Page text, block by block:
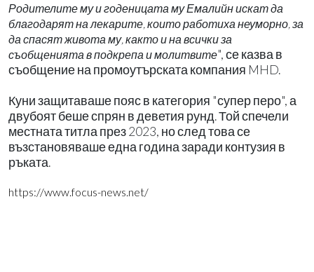
Родителите му и годеницата му Емалийн искат да
благодарят на лекарите, които работиха неуморно, за
да спасят живота му, както и на всички за
съобщенията в подкрепа и молитвите", се казва в
съобщение на промоутърската компания MHD.
Куни защитаваше пояс в категория "супер перо", а
двубоят беше спрян в деветия рунд. Той спечели
местната титла през 2023, но след това се
възстановяваше една година заради контузия в
ръката.
https://www.focus-news.net/